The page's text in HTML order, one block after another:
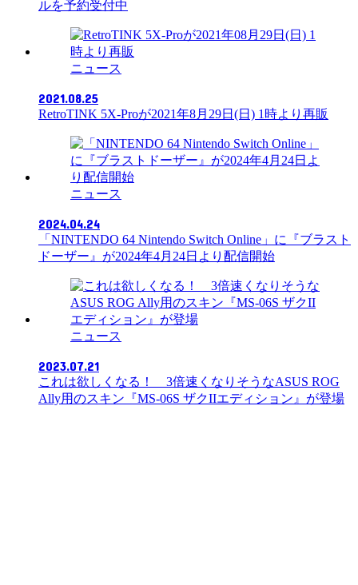
ルを予約受付中
ニュース
2021.08.25
RetroTINK 5X-Proが2021年8月29日(日) 1時より再販
ニュース
2024.04.24
「NINTENDO 64 Nintendo Switch Online」に『ブラスト
ドーザー』が2024年4月24日より配信開始
ニュース
2023.07.21
これは欲しくなる！ 3倍速くなりそうなASUS ROG
Ally用のスキン『MS-06S ザクIIエディション』が登場